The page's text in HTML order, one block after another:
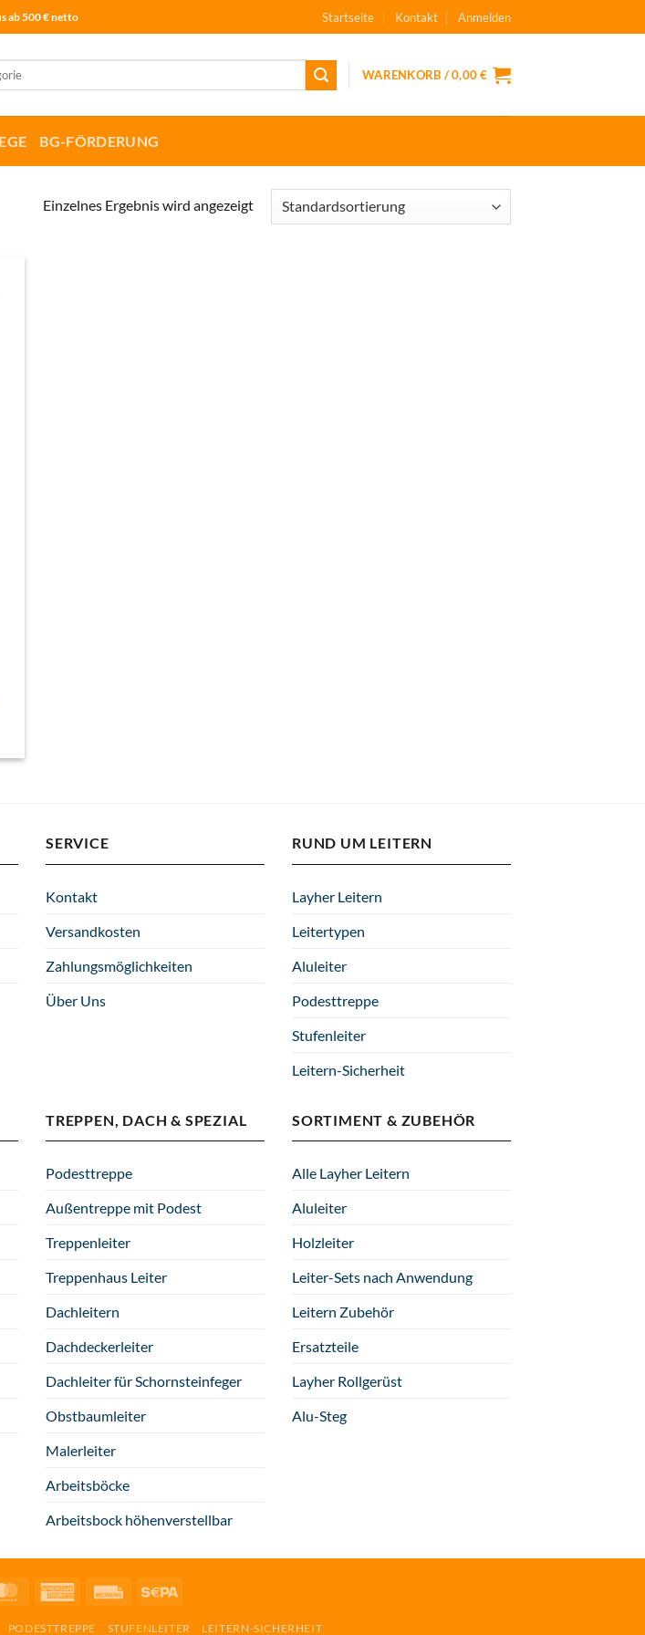
ab 500 € netto Startseite Kontakt Anmelden
WARENKORB /0,00€
BG-FÖRDERUNG
Einzelnes Ergebnis wird angezeigt
SERVICE
Kontakt
Versandkosten
Zahlungsmöglichkeiten
Über Uns
RUND UM LEITERN
Layher Leitern
Leitertypen
Aluleiter
Podesttreppe
Stufenleiter
Leitern-Sicherheit
TREPPEN, DACH & SPEZIAL
Podesttreppe
Außentreppe mit Podest
Treppenleiter
Treppenhaus Leiter
Dachleitern
Dachdeckerleiter
Dachleiter für Schornsteinfeger
Obstbaumleiter
Malerleiter
Arbeitsböcke
Arbeitsbock höhenverstellbar
SORTIMENT & ZUBEHÖR
Alle Layher Leitern
Aluleiter
Holzleiter
Leiter-Sets nach Anwendung
Leitern Zubehör
Ersatzteile
Layher Rollgerüst
Alu-Steg
MasterCardAmerican
Rechung
PODESTTREPPE STUFENLEITER LEITERN-SICHERHEIT